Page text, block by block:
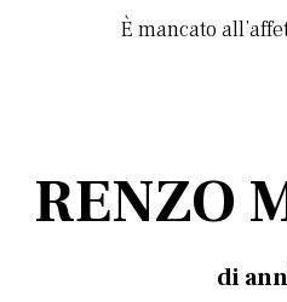
È mancato
RENZO
di